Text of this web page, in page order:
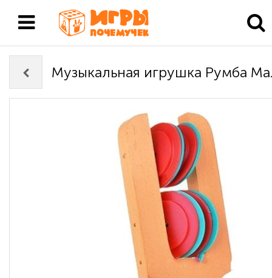
Музыкальная игрушка Румба